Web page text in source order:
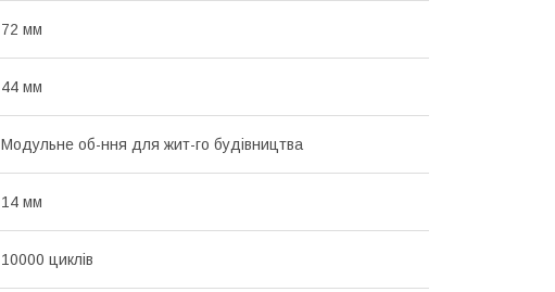
72 мм
44 мм
Модульне об-ння для жит-го будівництва
14 мм
10000 циклів